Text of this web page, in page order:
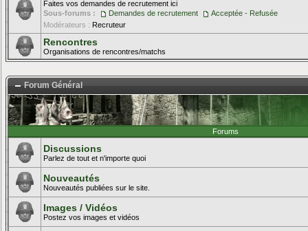
Faites vos demandes de recrutement ici
Sous-forums :
Demandes de recrutement
Acceptée - Refusée
Modérateurs : Recruteur
Rencontres
Organisations de rencontres/matchs
Forum Général
Forums
Discussions
Parlez de tout et n'importe quoi
Nouveautés
Nouveautés publiées sur le site.
Images / Vidéos
Postez vos images et vidéos